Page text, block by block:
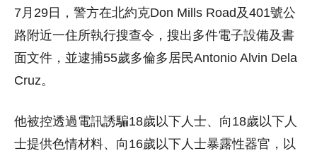
7月29日，警方在北約克Don Mills Road及401號公
路附近一住所執行搜查令，搜出多件電子設備及書
面文件，並逮捕55歲多倫多居民Antonio Alvin Dela
Cruz。
他被控透過電訊誘騙18歲以下人士、向18歲以下人
士提供色情材料、向16歲以下人士暴露性器官，以